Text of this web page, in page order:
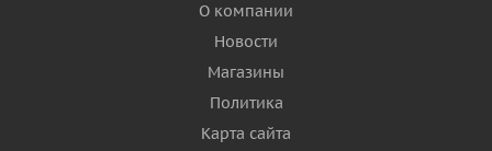
О компании
Новости
Магазины
Политика
Карта сайта